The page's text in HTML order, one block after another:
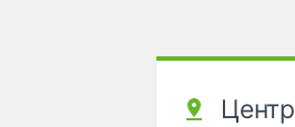
Центр